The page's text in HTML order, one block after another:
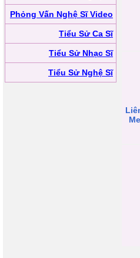
Phỏng Vấn Nghệ Sĩ Video
Tiểu Sử Ca Sĩ
Tiểu Sử Nhạc Sĩ
Tiểu Sử Nghệ Sĩ